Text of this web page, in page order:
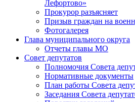
Лефортово»
Прокурор разъясняет
Призыв граждан на
Фотогалерея
Глава муниципального округа
Отчеты главы МО
Совет депутатов
Полномочия Совета
Нормативные документы
План работы Совета
Заседания Cовета